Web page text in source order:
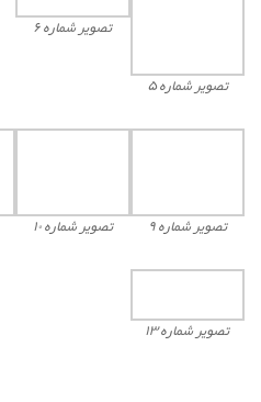
تصویر شماره ۵
تصویر شماره ۶
تصویر شماره ۹ تصویر شماره ۱۰
تصویر شماره ۱۳